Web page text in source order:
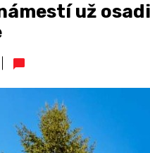
námestí už